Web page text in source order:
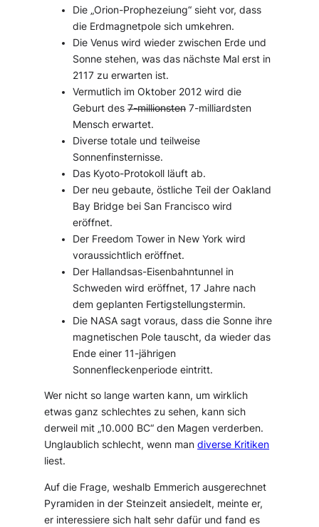
Die „Orion-Prophezeiung“ sieht vor, dass
die Erdmagnetpole sich umkehren.
Die Venus wird wieder zwischen Erde und
Sonne stehen, was das nächste Mal erst in
2117 zu erwarten ist.
Vermutlich im Oktober 2012 wird die
Geburt des7-millionsten 7-milliardsten
Mensch erwartet.
Diverse totale und teilweise
Sonnenfinsternisse.
Das Kyoto-Protokoll läuft ab.
Der neu gebaute, östliche Teil der Oakland
Bay Bridge bei San Francisco wird
eröffnet.
Der Freedom Tower in New York wird
voraussichtlich eröffnet.
Der Hallandsas-Eisenbahntunnel in
Schweden wird eröffnet, 17 Jahre nach
dem geplanten Fertigstellungstermin.
Die NASA sagt voraus, dass die Sonne ihre
magnetischen Pole tauscht, da wieder das
Ende einer 11-jährigen
Sonnenfleckenperiode eintritt.
Wer nicht so lange warten kann, um wirklich
etwas ganz schlechtes zu sehen, kann sich
derweil mit „10.000 BC“ den Magen verderben.
Unglaublich schlecht, wenn mandiverse Kritiken
liest.
Auf die Frage, weshalb Emmerich ausgerechnet
Pyramiden in der Steinzeit ansiedelt, meinte er,
er interessiere sich halt sehr dafür und fand es